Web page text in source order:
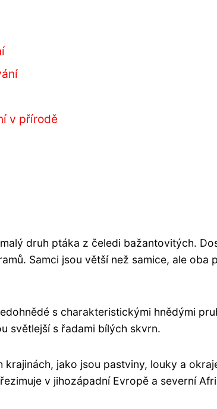
v přírodě
druh ptáka z čeledi bažantovitých.
Samci jsou větší než samice, ale oba
s charakteristickými hnědými
světlejší s řadami bílých skvrn.
jako jsou pastviny, louky a
v jihozápadní Evropě a severní